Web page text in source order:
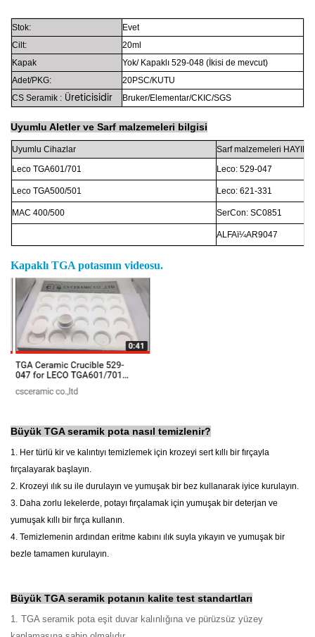
Stok:
Evet
Cilt:
20ml
Kapak
Yok/ Kapaklı 529-048 (İkisi de mevcut)
Adet/PKG:
20PSC/KUTU
CS Seramik : Üreticisidir Bruker/Elementar/CKIC/SGS
Uyumlu Aletler ve Sarf malzemeleri bilgisi
Uyumlu Cihazlar Sarf malzemeleri HAYIR:
Leco TGA601/701 Leco: 529-047
Leco TGA500/501 Leco: 621-331
MAC 400/500 SerCon: SC0851
ALFAï¼AR9047
Kapaklı TGA potasının videosu.
Büyük TGA seramik pota nasıl temizlenir?
1. Her türlü kir ve kalıntıyı temizlemek için krozeyi sert kıllı bir fırçayla
fırçalayarak başlayın.
2. Krozeyi ılık su ile durulayın ve yumuşak bir bez kullanarak iyice kurulayın.
3. Daha zorlu lekelerde, potayı fırçalamak için yumuşak bir deterjan ve
yumuşak kıllı bir fırça kullanın.
4. Temizlemenin ardından eritme kabını ılık suyla yıkayın ve yumuşak bir
bezle tamamen kurulayın.
Büyük TGA seramik potanın kalite test standartları
1. TGA seramik pota eşit duvar kalınlığına ve pürüzsüz yüzey